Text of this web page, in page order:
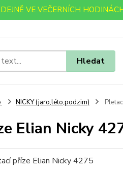
VE VEČERNÍCH
Hledat
NICKY (jaro,léto,podzim)
Elian Nicky